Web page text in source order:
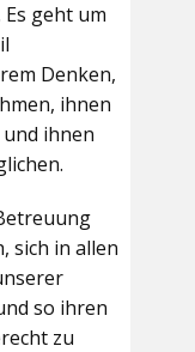
geht um
Denken,
ihnen
ihnen
sich in allen
so ihren
zu